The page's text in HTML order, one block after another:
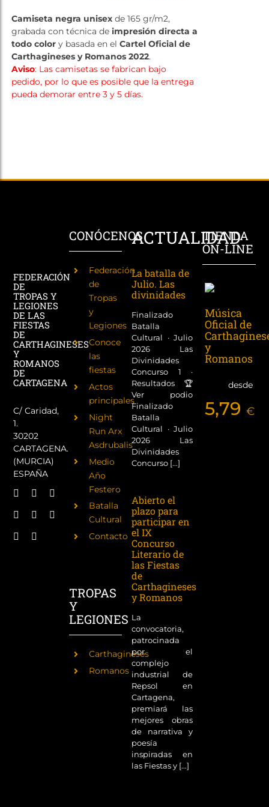
Camiseta negra unisexde 165 gr/m2,
grabada con técnica de impresión directa a
todo colory basada en el Cartel Oficial de
Carthagineses y Romanos 2022.
Aviso: Las camisetas se fabrican bajo
pedido, por lo que es posible que la entrega
pueda demorar entre 3 y 5 días.
FEDERACIÓN
DE
TROPAS Y
LEGIONES
DE LAS
FIESTAS
DE
CARTHAGINESES
Y
ROMANOS
DE
CARTAGENA
C/ Caridad,
1.
30202
CARTAGENA.
(MURCIA)
ESPAÑA
CONÓCENOS
Federación
de
Tropas
y
Legiones
Conoce
las
fiestas
Actos
principales
Night
Run Arx
Asdrubalis
Medio
Año
Festero
Batalla
Cultural
Contacto
TROPAS
Y
LEGIONES
Carthagineses
Romanos
ACTUALIDAD
La batalla de
Julio. Las
divinidades
Finalizado
Batalla
Cultural · Julio
2026 Las
Divinidades
Concurso 1 ·
Resultados 🏆
Ver podio
Finalizado
Batalla
Cultural · Julio
2026 Las
Divinidades
Concurso [...]
Abierto el
plazo para
participar en
el IX
Concurso
Literario de
las Fiestas
de
Carthagineses
y Romanos
La
convocatoria,
patrocinada
por el
complejo
industrial de
Repsol en
Cartagena,
premiará las
mejores obras
de narrativa y
poesía
inspiradas en
las Fiestas y [...]
TIENDA
ON-LINE
Música
Oficial de
y
Romanos
desde
5,79€